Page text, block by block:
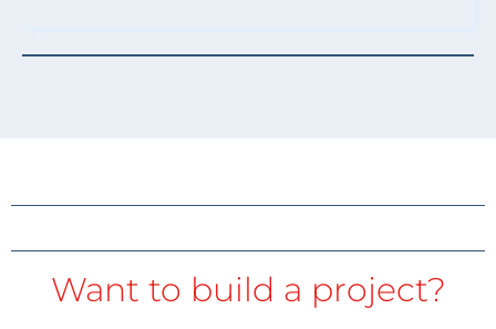
Want to build a project?